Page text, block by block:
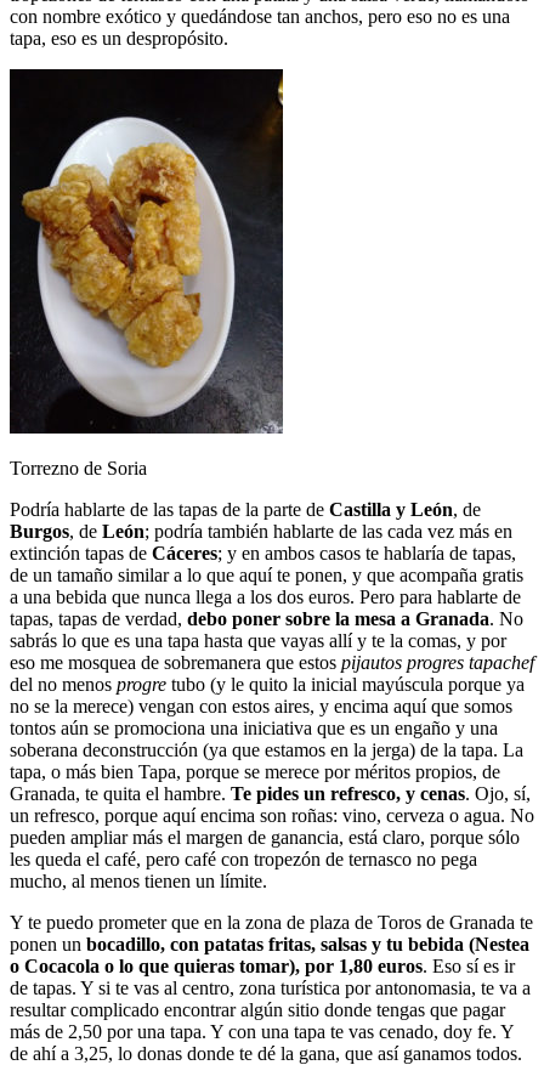
con nombre exótico y quedándose tan anchos, pero eso no es una
tapa, eso es un despropósito.
Torrezno de Soria
Podría hablarte de las tapas de la parte de Castilla y León, de
Burgos, de León; podría también hablarte de las cada vez más en
extinción tapas de Cáceres; y en ambos casos te hablaría de tapas,
de un tamaño similar a lo que aquí te ponen, y que acompaña gratis
a una bebida que nunca llega a los dos euros. Pero para hablarte de
tapas, tapas de verdad, debo poner sobre la mesa a Granada. No
sabrás lo que es una tapa hasta que vayas allí y te la comas, y por
eso me mosquea de sobremanera que estos pijautos progres tapachef
del no menos progre tubo (y le quito la inicial mayúscula porque ya
no se la merece) vengan con estos aires, y encima aquí que somos
tontos aún se promociona una iniciativa que es un engaño y una
soberana deconstrucción (ya que estamos en la jerga) de la tapa. La
tapa, o más bien Tapa, porque se merece por méritos propios, de
Granada, te quita el hambre. Te pides un refresco, y cenas. Ojo, sí,
un refresco, porque aquí encima son roñas: vino, cerveza o agua. No
pueden ampliar más el margen de ganancia, está claro, porque sólo
les queda el café, pero café con tropezón de ternasco no pega
mucho, al menos tienen un límite.
Y te puedo prometer que en la zona de plaza de Toros de Granada te
ponen un bocadillo, con patatas fritas, salsas y tu bebida (Nestea
o Cocacola o lo que quieras tomar), por 1,80 euros. Eso sí es ir
de tapas. Y si te vas al centro, zona turística por antonomasia, te va a
resultar complicado encontrar algún sitio donde tengas que pagar
más de 2,50 por una tapa. Y con una tapa te vas cenado, doy fe. Y
de ahí a 3,25, lo donas donde te dé la gana, que así ganamos todos.